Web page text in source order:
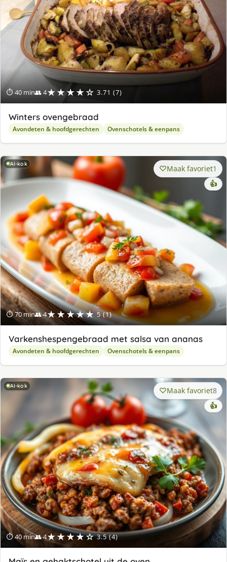
⏱ 40 min👥 4★★★★☆ 3.71 (7)
Winters ovengebraad
Avondeten & hoofdgerechten Ovenschotels & eenpans
AI-kok
⏱ 70 min👥 4★★★★★ 5 (1)
Maak favoriet1
👍
Varkenshespengebraad met salsa van ananas
Avondeten & hoofdgerechten Ovenschotels & eenpans
AI-kok
⏱ 40 min👥 4★★★★☆ 3.5 (4)
Maak favoriet8
👍